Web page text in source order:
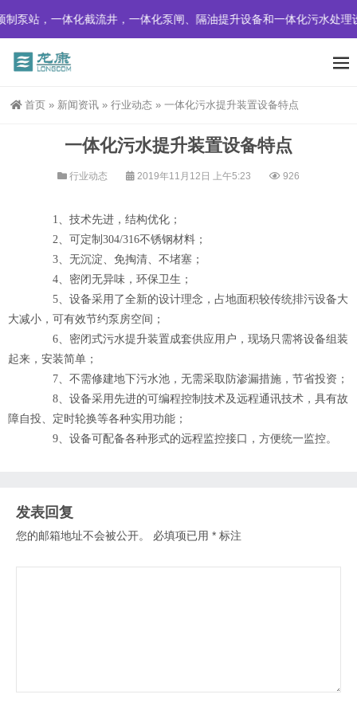
泵站，一体化截流井，一体化泵闸、隔油提升设备和一体化污水处理
首页 » 新闻资讯 » 行业动态 » 一体化污水提升装置设备特点
一体化污水提升装置设备特点
行业动态 2019年11月12日 上午5:23 926
1、技术先进，结构优化；
2、可定制304/316不锈钢材料；
3、无沉淀、免掏清、不堵塞；
4、密闭无异味，环保卫生；
5、设备采用了全新的设计理念，占地面积较传统排污设备大
大减小，可有效节约泵房空间；
6、密闭式污水提升装置成套供应用户，现场只需将设备组装
起来，安装简单；
7、不需修建地下污水池，无需采取防渗漏措施，节省投资；
8、设备采用先进的可编程控制技术及远程通讯技术，具有故
障自投、定时轮换等各种实用功能；
9、设备可配备各种形式的远程监控接口，方便统一监控。
发表回复
您的邮箱地址不会被公开。 必填项已用 * 标注